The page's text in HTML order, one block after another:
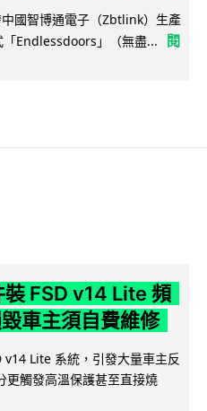
國智博通電子（Zbtlink）生產
Endlessdoors」（無盡...
閱
FSD v14 Lite 頻
車主須自費維修
Lite 系統，引發大量車主反
更觸發高溫保護甚至直接燒